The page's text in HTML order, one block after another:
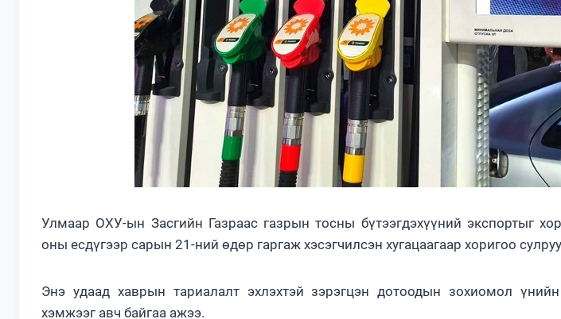
Улмаар ОХУ-ын Засгийн Газраас газрын тосны бүтээгдэхүүний экспортыг
оны есдүгээр сарын 21-ний өдөр гаргаж хэсэгчилсэн хугацаагаар хоригоо
Энэ удаад хаврын тариалалт эхлэхтэй зэрэгцэн дотоодын зохиомол
хэмжээг авч байгаа ажээ.